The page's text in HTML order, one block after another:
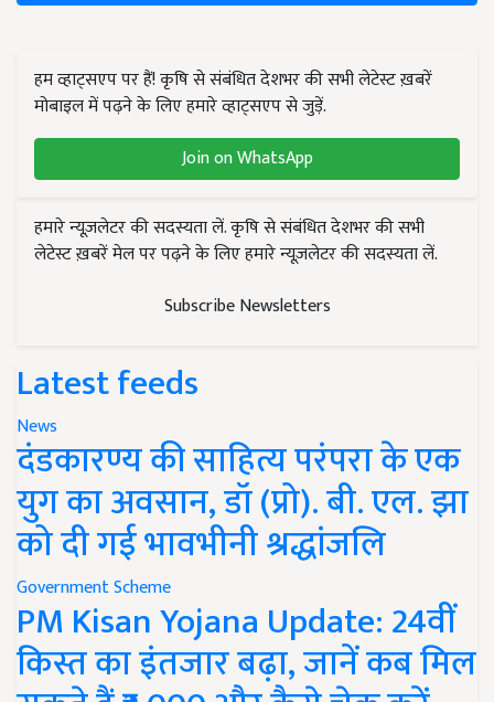
हम व्हाट्सएप पर हैं! कृषि से संबंधित देशभर की सभी लेटेस्ट ख़बरें
मोबाइल में पढ़ने के लिए हमारे व्हाट्सएप से जुड़ें.
Join on WhatsApp
हमारे न्यूज़लेटर की सदस्यता लें. कृषि से संबंधित देशभर की सभी
लेटेस्ट ख़बरें मेल पर पढ़ने के लिए हमारे न्यूज़लेटर की सदस्यता लें.
Subscribe Newsletters
Latest feeds
News
दंडकारण्य की साहित्य परंपरा के एक
युग का अवसान, डॉ (प्रो). बी. एल. झा
को दी गई भावभीनी श्रद्धांजलि
Government Scheme
PM Kisan Yojana Update: 24वीं
किस्त का इंतजार बढ़ा, जानें कब मिल